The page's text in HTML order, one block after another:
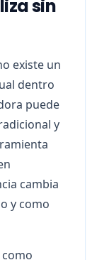
sin
existe un
dentro
puede
y
cambia
y como